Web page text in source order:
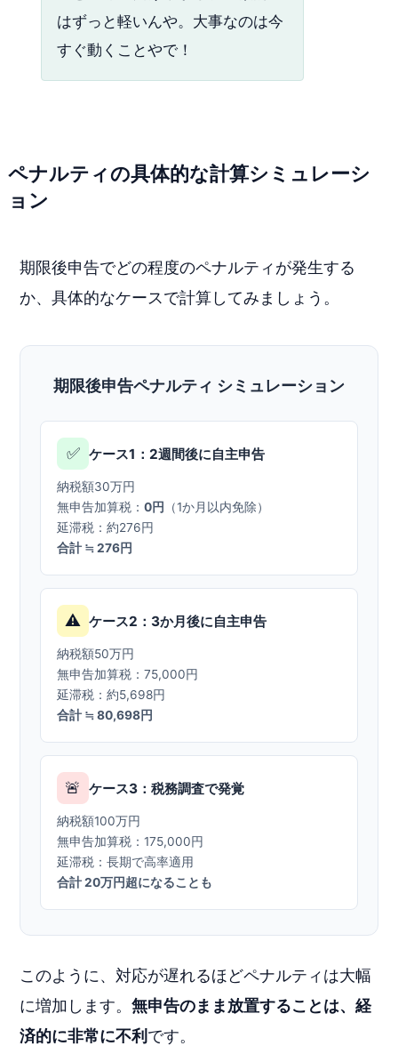
はずっと軽いんや。大事なのは今
すぐ動くことやで！
ペナルティの具体的な計算シミュレーシ
ョン
期限後申告でどの程度のペナルティが発生する
か、具体的なケースで計算してみましょう。
期限後申告ペナルティ シミュレーション
✅ ケース1：2週間後に自主申告
納税額30万円
無申告加算税：0円
（1か月以内免除）
延滞税：約276円
合計 ≒ 276円
⚠️ ケース2：3か月後に自主申告
納税額50万円
無申告加算税：75,000円
延滞税：約5,698円
合計 ≒ 80,698円
🚨 ケース3：税務調査で発覚
納税額100万円
無申告加算税：175,000円
延滞税：長期で高率適用
合計 20万円超になることも
このように、対応が遅れるほどペナルティは大幅
に増加します。無申告のまま放置することは、経
済的に非常に不利 です。